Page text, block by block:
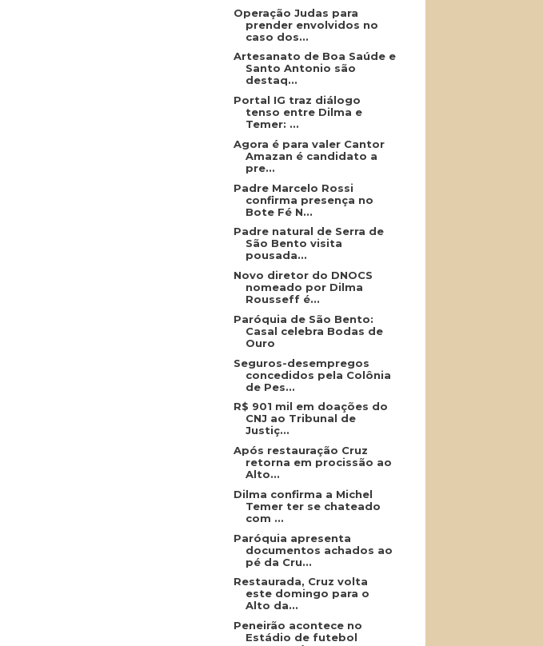
Operação Judas para
prender envolvidos no
caso dos...
Artesanato de Boa Saúde e
Santo Antonio são
destaq...
Portal IG traz diálogo
tenso entre Dilma e
Temer: ...
Agora é para valer Cantor
Amazan é candidato a
pre...
Padre Marcelo Rossi
confirma presença no
Bote Fé N...
Padre natural de Serra de
São Bento visita
pousada...
Novo diretor do DNOCS
nomeado por Dilma
Rousseff é...
Paróquia de São Bento:
Casal celebra Bodas de
Ouro
Seguros-desempregos
concedidos pela Colônia
de Pes...
R$ 901 mil em doações do
CNJ ao Tribunal de
Justiç...
Após restauração Cruz
retorna em procissão ao
Alto...
Dilma confirma a Michel
Temer ter se chateado
com ...
Paróquia apresenta
documentos achados ao
pé da Cru...
Restaurada, Cruz volta
este domingo para o
Alto da...
Peneirão acontece no
Estádio de futebol